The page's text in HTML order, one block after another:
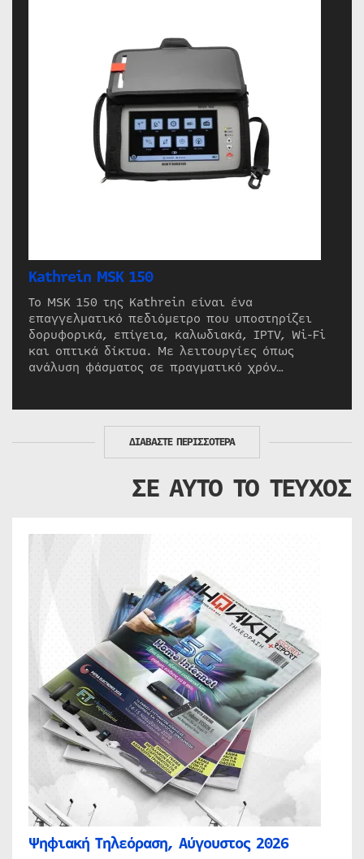
Kathrein MSK 150
Το MSK 150 της Kathrein είναι ένα
επαγγελματικό πεδιόμετρο που υποστηρίζει
δορυφορικά, επίγεια, καλωδιακά, IPTV, Wi-Fi
και οπτικά δίκτυα. Με λειτουργίες όπως
ανάλυση φάσματος σε πραγματικό χρόν…
ΔΙΑΒΑΣΤΕ ΠΕΡΙΣΣΟΤΕΡΑ
ΣΕ ΑΥΤΟ ΤΟ ΤΕΥΧΟΣ
Ψηφιακή Τηλεόραση, Αύγουστος 2026